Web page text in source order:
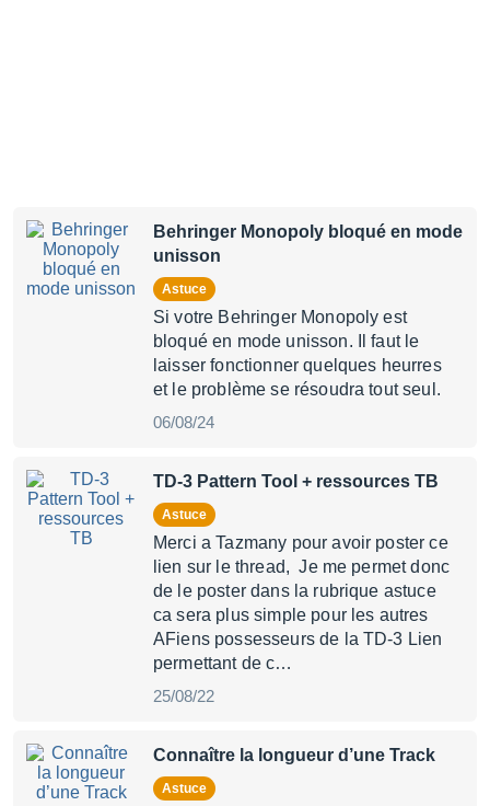
Behringer Monopoly bloqué en mode
unisson
Astuce
Si votre Behringer Monopoly est
bloqué en mode unisson. Il faut le
laisser fonctionner quelques heurres
et le problème se résoudra tout seul.
06/08/24
TD-3 Pattern Tool + ressources TB
Astuce
Merci a Tazmany pour avoir poster ce
lien sur le thread, Je me permet donc
de le poster dans la rubrique astuce
ca sera plus simple pour les autres
AFiens possesseurs de la TD-3 Lien
permettant de c…
25/08/22
Connaître la longueur d’une Track
Astuce